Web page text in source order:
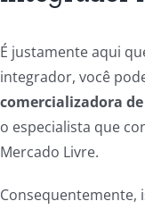
É justamente aqui
integrador, você
comercializadora
o especialista que
Mercado Livre.
Consequentemente,